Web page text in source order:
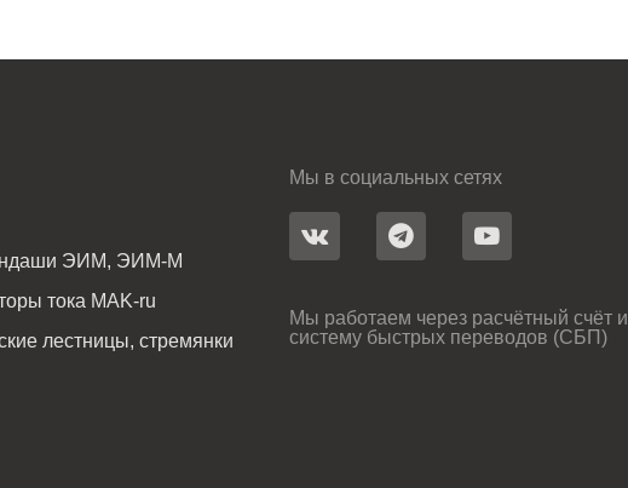
ЭИМ, ЭИМ-М
тока MAK-ru
лестницы, стремянки
Мы в социальных сетях
Мы работаем через расчётный счёт и
систему быстрых переводов (СБП)